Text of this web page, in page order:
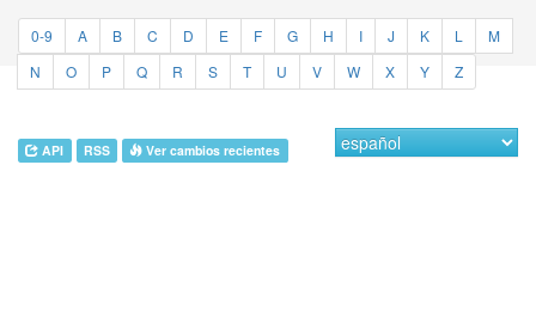
0-9 A B C D E F G H I J K L
M
N
O P Q R S T U V W X Y Z
API RSS Ver cambios recientes